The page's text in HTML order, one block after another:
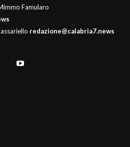
Famularo
redazione@calabria7.news